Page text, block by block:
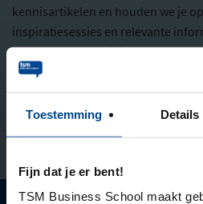
Toestemming Details
Fijn dat je er bent!
TSM Business School maakt
kennisartikelen en houden we je
inspiratiesessies en relevante
academische opleidingen.